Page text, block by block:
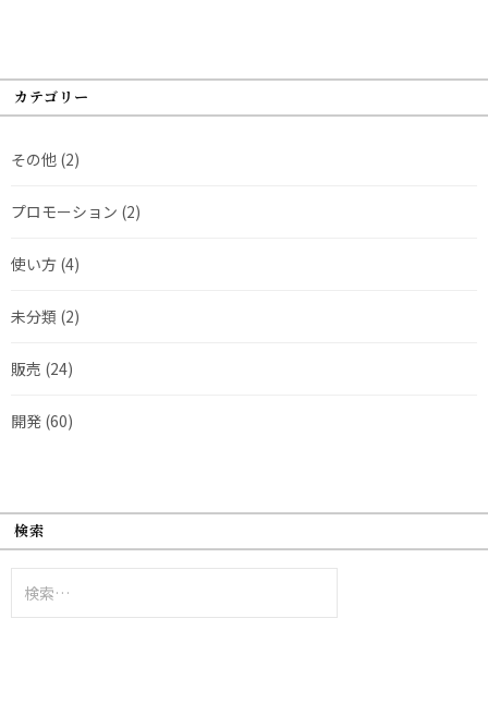
カテゴリー
その他 (2)
プロモーション (2)
使い方 (4)
未分類 (2)
販売 (24)
開発 (60)
検索
索: